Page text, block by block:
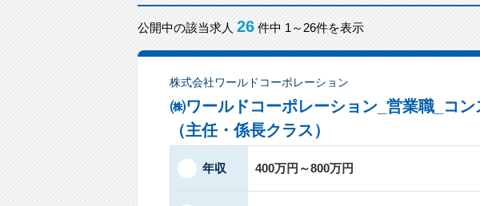
公開中の該当求人 26 件中 1～26件を表示
株式会社ワールドコーポレーション
㈱ワールドコーポレーション_営業職_コ
（主任・係長クラス）
年収 400万円～800万円